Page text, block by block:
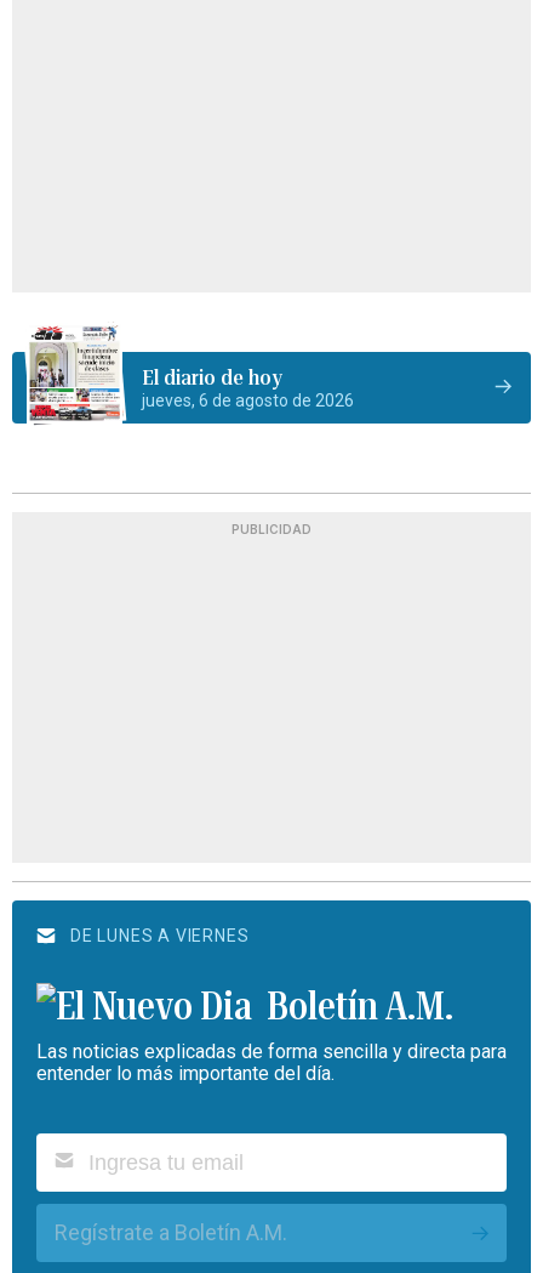
El diario de hoy
jueves, 6 de agosto de 2026
PUBLICIDAD
DE LUNES A VIERNES
Boletín A.M.
Las noticias explicadas de forma sencilla y directa para
entender lo más importante del día.
Regístrate a Boletín A.M.